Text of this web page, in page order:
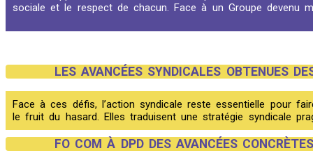
sociale et le respect de chacun. Face à un Groupe devenu
LES AVANCÉES SYNDICALES OBTENUES
Face à ces défis, l’action syndicale reste essentielle pour
le fruit du hasard. Elles traduisent une stratégie syndicale
FO COM À DPD DES AVANCÉES